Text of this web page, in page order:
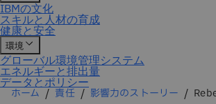
ホーム 責任 影響力のストーリー